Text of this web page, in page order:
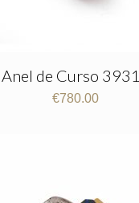
Anel de Curso
€780.00